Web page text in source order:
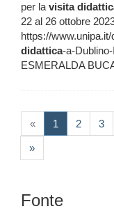
per lavisita
22 al 26 ottobre
https://
didattica-a-
ESMERALDA
« 1 (current)
2 3
»
Fonte